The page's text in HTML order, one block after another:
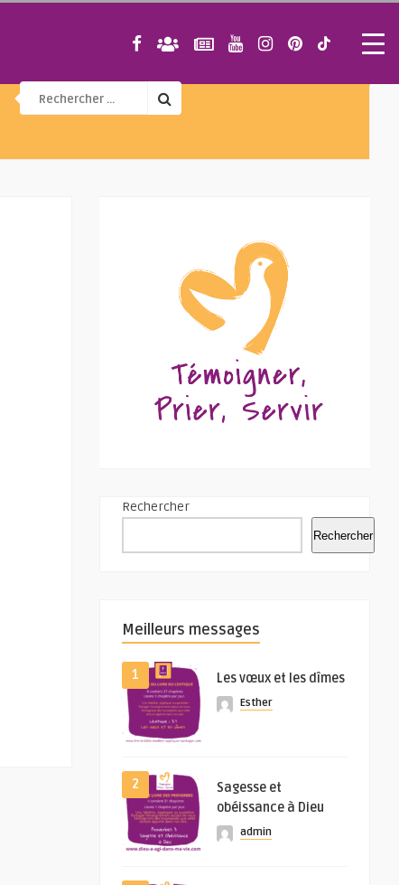
Rechercher
Rechercher
Meilleurs messages
1 Les vœux et les dîmes
Esther
2
Sagesse et
obéissance à Dieu
admin